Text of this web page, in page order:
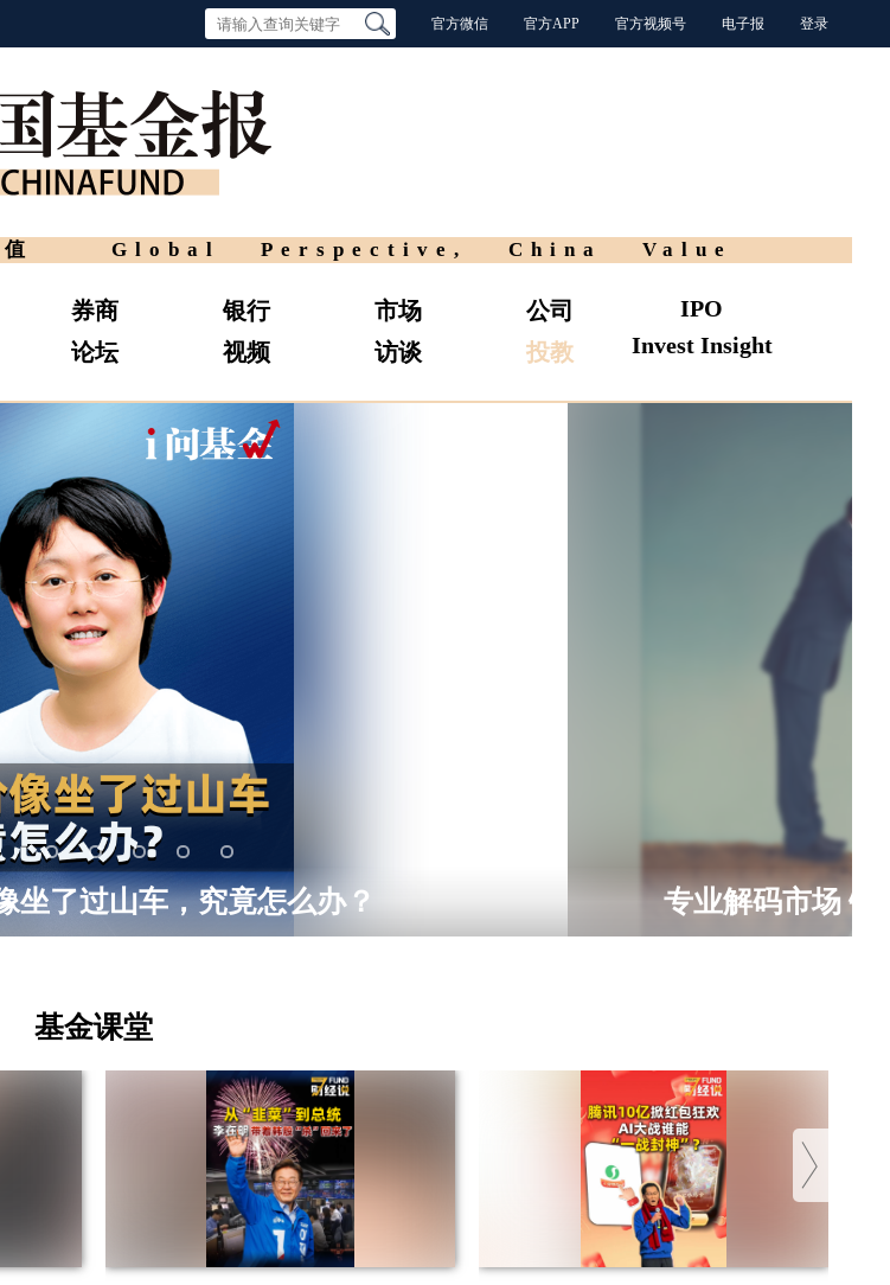
官方微信 官方APP 官方视频号 电子报 登录
Global Perspective, China Value
券商
论坛
银行
视频
市场
访谈
公司
投教
IPO
Invest Insight
坐了过山车，究竟怎么办？ 专业解码市场 锚
1 2 3 4 5 6
基金课堂